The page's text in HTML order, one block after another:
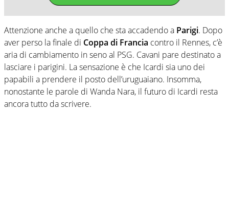
Attenzione anche a quello che sta accadendo a Parigi. Dopo
aver perso la finale di Coppa di Francia contro il Rennes, c’è
aria di cambiamento in seno al PSG. Cavani pare destinato a
lasciare i parigini. La sensazione è che Icardi sia uno dei
papabili a prendere il posto dell’uruguaiano. Insomma,
nonostante le parole di Wanda Nara, il futuro di Icardi resta
ancora tutto da scrivere.